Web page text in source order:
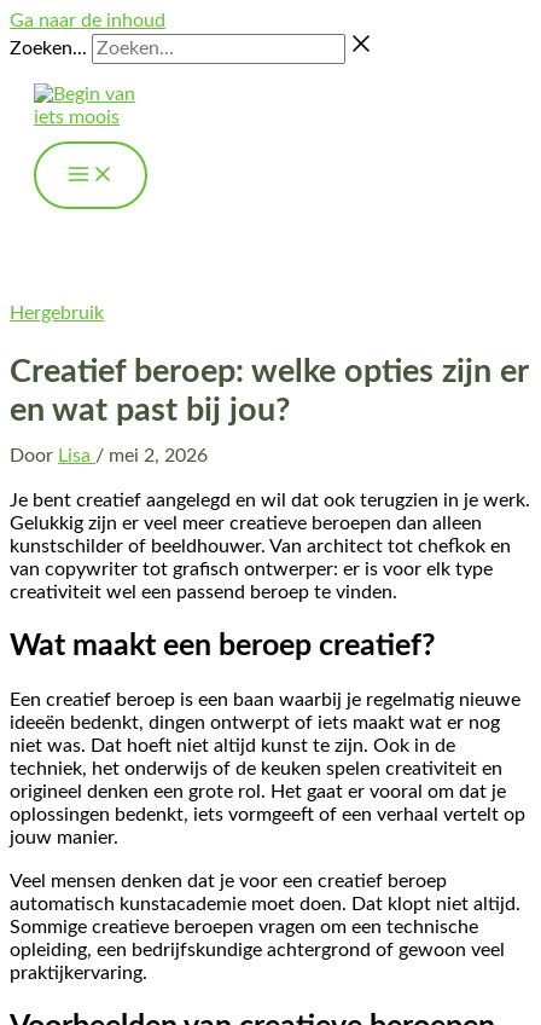
Ga naar de inhoud
Zoeken...
Hergebruik
Creatief beroep: welke opties zijn er
en wat past bij jou?
Door Lisa / mei 2, 2026
Je bent creatief aangelegd en wil dat ook terugzien in je werk.
Gelukkig zijn er veel meer creatieve beroepen dan alleen
kunstschilder of beeldhouwer. Van architect tot chefkok en
van copywriter tot grafisch ontwerper: er is voor elk type
creativiteit wel een passend beroep te vinden.
Wat maakt een beroep creatief?
Een creatief beroep is een baan waarbij je regelmatig nieuwe
ideeën bedenkt, dingen ontwerpt of iets maakt wat er nog
niet was. Dat hoeft niet altijd kunst te zijn. Ook in de
techniek, het onderwijs of de keuken spelen creativiteit en
origineel denken een grote rol. Het gaat er vooral om dat je
oplossingen bedenkt, iets vormgeeft of een verhaal vertelt op
jouw manier.
Veel mensen denken dat je voor een creatief beroep
automatisch kunstacademie moet doen. Dat klopt niet altijd.
Sommige creatieve beroepen vragen om een technische
opleiding, een bedrijfskundige achtergrond of gewoon veel
praktijkervaring.